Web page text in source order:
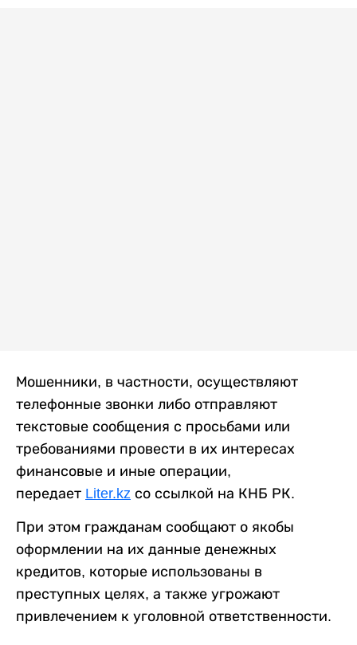
Мошенники, в частности, осуществляют
телефонные звонки либо отправляют
текстовые сообщения с просьбами или
требованиями провести в их интересах
финансовые и иные операции,
передает Liter.kz со ссылкой на КНБ РК.
При этом гражданам сообщают о якобы
оформлении на их данные денежных
кредитов, которые использованы в
преступных целях, а также угрожают
привлечением к уголовной ответственности.